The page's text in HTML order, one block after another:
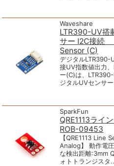
Waveshare
LTR390-UV搭
サー I2C接続
Sensor (C)
デジタルLTR390-
接UV指数値出力
ー(C)は、
ジタルUVセンサ
SparkFun
QRE1113ライ
ROB-09453
【QRE1113 Line
Analog】 動作電
な検出距離:3mm
ォトトランジスタ